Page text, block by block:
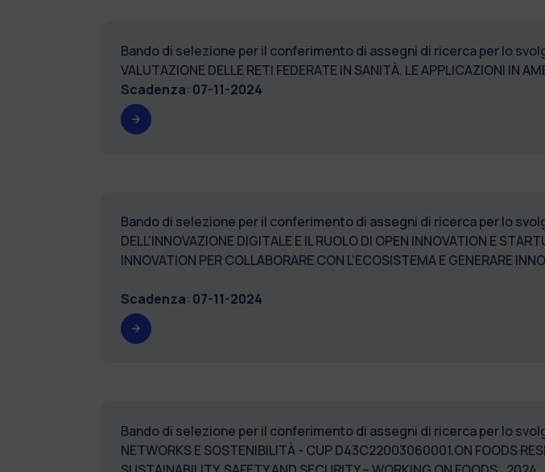
Bando di selezione per il conferimento di assegni di ricerca per lo
VALUTAZIONE DELLE RETI FEDERATE IN SANITÀ. LE APPLICAZIONI IN
Scadenza: 07-11-2024
Bando di selezione per il conferimento di assegni di ricerca per lo
DELL’INNOVAZIONE DIGITALE E IL RUOLO DI OPEN INNOVATION E
INNOVATION PER COLLABORARE CON L’ECOSISTEMA E GENERARE
Scadenza: 07-11-2024
Bando di selezione per il conferimento di assegni di ricerca per lo
NETWORKS E SOSTENIBILITÀ - CUP D43C22003060001.ON FOODS